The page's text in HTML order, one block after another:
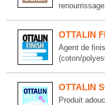
OTTALIN
Agent de
(coton/
OTTALIN
Produit